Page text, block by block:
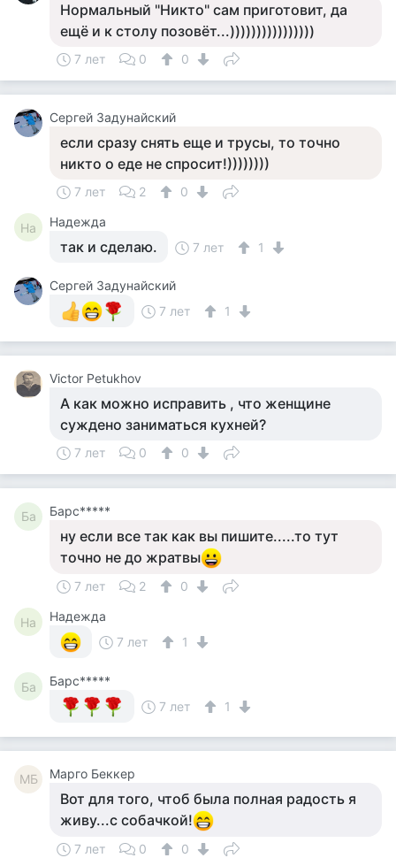
Нормальный "Никто" сам приготовит, да
ещё и к столу позовёт...))))))))))))))))
7 лет 0 0
Сергей Задунайский
если сразу снять еще и трусы, то точно
никто о еде не спросит!))))))))
7 лет 2 0
На Надежда
так и сделаю. 7 лет 1
Сергей Задунайский
7 лет
1
Victor Petukhov
А как можно исправить , что женщине
суждено заниматься кухней?
7 лет 0 0
Ба Барс*****
ну если все так как вы пишите.....то тут
точно не до жратвы
7 лет 2 0
На
Надежда
7 лет
1
Ба
Барс*****
7 лет
1
MБ Mарго Беккер
Вот для того, чтоб была полная радость я
живу...с собачкой!
7 лет 0 0